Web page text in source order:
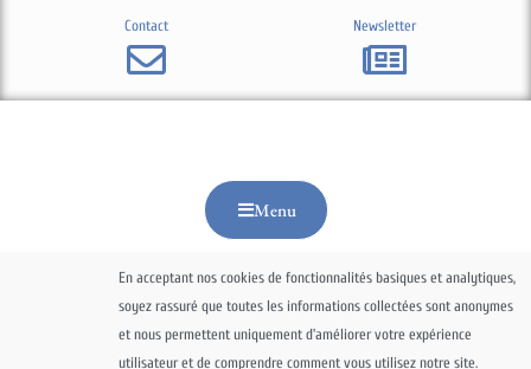
Contact Newsletter
Menu
En acceptant nos cookies de fonctionnalités basiques et analytiques,
soyez rassuré que toutes les informations collectées sont anonymes
et nous permettent uniquement d'améliorer votre expérience
utilisateur et de comprendre comment vous utilisez notre site.